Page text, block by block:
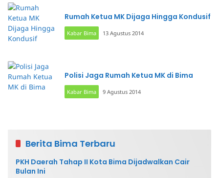
Rumah Ketua MK Dijaga Hingga Kondusif
Kabar Bima 13 Agustus 2014
Polisi Jaga Rumah Ketua MK di Bima
Kabar Bima 9 Agustus 2014
Berita Bima Terbaru
PKH Daerah Tahap II Kota Bima Dijadwalkan Cair
Bulan Ini